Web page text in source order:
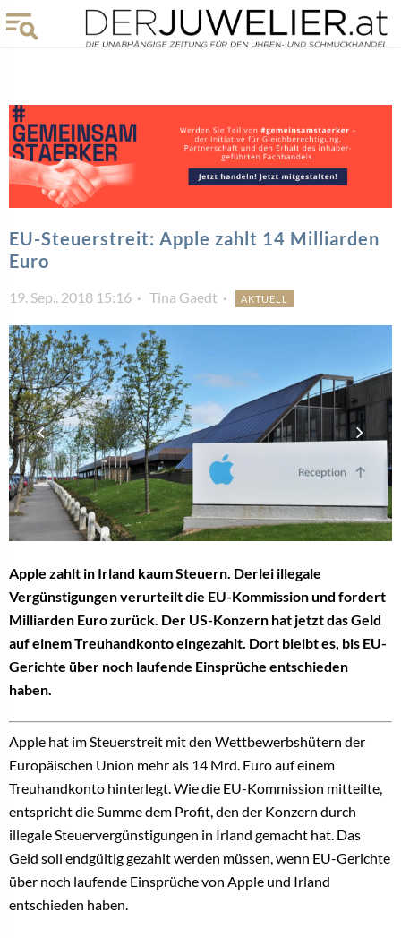
EU-Steuerstreit: Apple zahlt 14 Milliarden
Euro
19. Sep.. 2018 15:16 Tina Gaedt AKTUELL
Apple zahlt in Irland kaum Steuern. Derlei illegale
Vergünstigungen verurteilt die EU-Kommission und fordert
Milliarden Euro zurück. Der US-Konzern hat jetzt das Geld
auf einem Treuhandkonto eingezahlt. Dort bleibt es, bis EU-
Gerichte über noch laufende Einsprüche entschieden
haben.
Apple hat im Steuerstreit mit den Wettbewerbshütern der
Europäischen Union mehr als 14 Mrd. Euro auf einem
Treuhandkonto hinterlegt. Wie die EU-Kommission mitteilte,
entspricht die Summe dem Profit, den der Konzern durch
illegale Steuervergünstigungen in Irland gemacht hat. Das
Geld soll endgültig gezahlt werden müssen, wenn EU-Gerichte
über noch laufende Einsprüche von Apple und Irland
entschieden haben.